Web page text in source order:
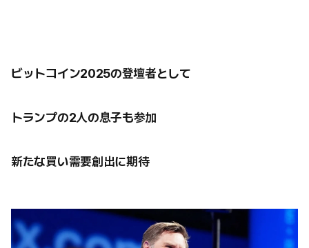
ビットコイン2025の登壇者として
トランプの2人の息子も参加
新たな買い需要創出に期待